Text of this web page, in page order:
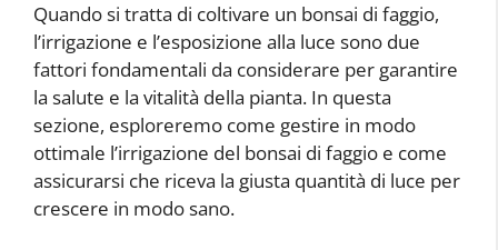
Quando si tratta di coltivare un bonsai di faggio,
l’irrigazione e l’esposizione alla luce sono due
fattori fondamentali da considerare per garantire
la salute e la vitalità della pianta. In questa
sezione, esploreremo come gestire in modo
ottimale l’irrigazione del bonsai di faggio e come
assicurarsi che riceva la giusta quantità di luce per
crescere in modo sano.